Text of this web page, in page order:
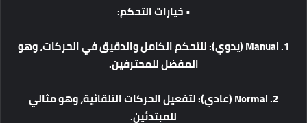
•خياراتالتحكم:
1. Manual (
يدوي):للتحكمالكاملوالدقيقفيالحركات،وهو
المفضلللمحترفين.
2. Normal (
عادي):لتفعيلالحركاتالتلقائية،وهومثالي
للمبتدئين.